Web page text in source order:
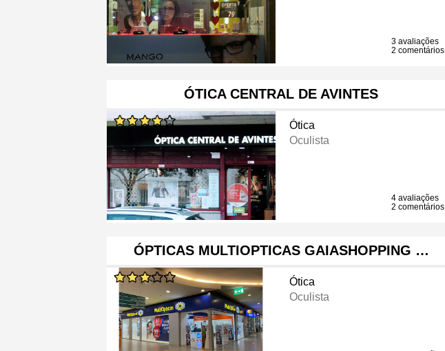
3 avaliações
2 comentários
ÓTICA CENTRAL DE AVINTES
Ótica
Oculista
4 avaliações
2 comentários
ÓPTICAS MULTIOPTICAS GAIASHOPPING …
Ótica
Oculista